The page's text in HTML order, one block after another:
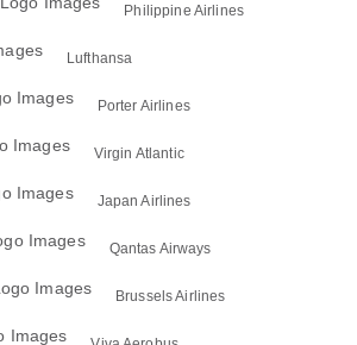
Philippine Airlines
Lufthansa
Porter Airlines
Virgin Atlantic
Japan Airlines
Qantas Airways
Brussels Airlines